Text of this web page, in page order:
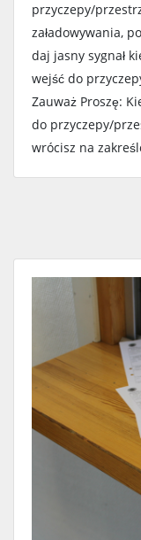
przyczepy/
załadowywania,
daj jasny sygnał
wejść do
Zauważ Proszę:
do przyczepy/
wrócisz na